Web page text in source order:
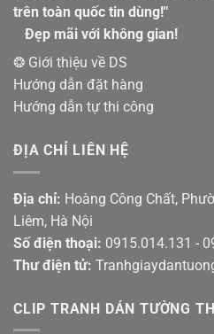
trên toàn quốc tin dùng!"
Đẹp mãi với không gian!
❂ Giới thiệu về DS
Hướng dẫn đặt hàng
Hướng dẫn tự thi công
ĐỊA CHỈ LIÊN HỆ
Địa chỉ: Hoàng Công Chất,
Liêm, Hà Nội
Số điện thoại: 0915.014.131 -
Thư điện tử:
CLIP TRANH DÁN TƯỜNG